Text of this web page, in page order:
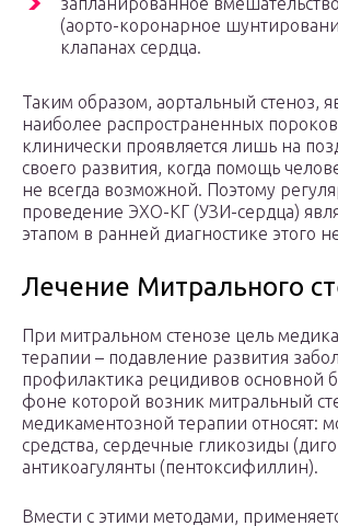
(аорто-коронарное
клапанах сердца.
Таким образом, аортальный стеноз,
наиболее распространенных
клинически проявляется лишь на
своего развития, когда помощь
не всегда возможной. Поэтому
проведение ЭХО-КГ (УЗИ-сердца)
этапом в ранней диагностике этого
Лечение Митрального
При митральном стенозе цель
терапии – подавление развития
профилактика рецидивов основной
фоне которой возник митральный
медикаментозной терапии относят:
средства, сердечные гликозиды
антикоагулянты (пентоксифиллин).
Вмести с этими методами,